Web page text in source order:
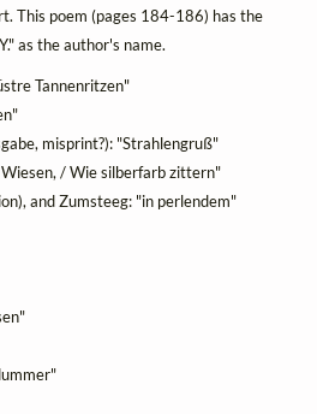
This poem (pages 184-186) has the
as the author's name.
Tannenritzen"
misprint?): "Strahlengruß"
/ Wie silberfarb zittern"
and Zumsteeg: "in perlendem"